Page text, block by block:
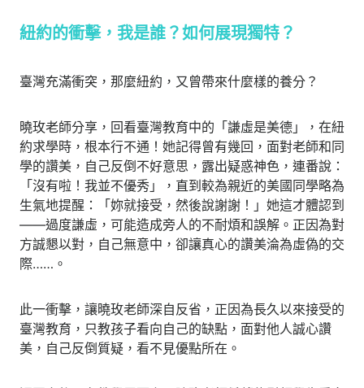
紐約的衝擊，我是誰？如何展現獨特？
臺灣充滿衝突，那麼紐約，又曾帶來什麼樣的養分？
曉玫老師分享，回看臺灣教育中的「謙虛是美德」，在紐
約求學時，根本行不通！她記得曾有幾回，面對老師和同
學的讚美，自己反倒不好意思，露出疑惑神色，連番說：
「沒有啦！我並不優秀」，直到較為親近的美國同學略為
生氣地提醒：「妳就接受，然後說謝謝！」她這才體認到
——過度謙虛，可能造成旁人的不耐煩和誤解。正因為對
方誠懇以對，自己無意中，卻讓真心的讚美淪為虛偽的交
際……。
此一衝擊，讓曉玫老師深自反省，正因為長久以來接受的
臺灣教育，只教孩子看向自己的缺點，面對他人誠心讚
美，自己反倒質疑，看不見優點所在。